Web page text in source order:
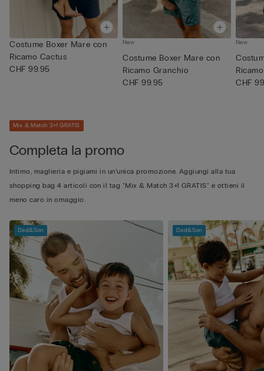
Costume Boxer Mare con
Ricamo Cactus
CHF 99.95
New
Costume Boxer Mare con
Ricamo Granchio
CHF 99.95
New
CHF
Mix & Match 3+1 GRATIS
Completa la promo
Intimo, maglieria e pigiami in un’unica promozione. Aggiungi alla tua
shopping bag 4 articoli con il tag "Mix & Match 3+1 GRATIS" e ottieni il
meno caro in omaggio.
Dad&Son Dad&Son